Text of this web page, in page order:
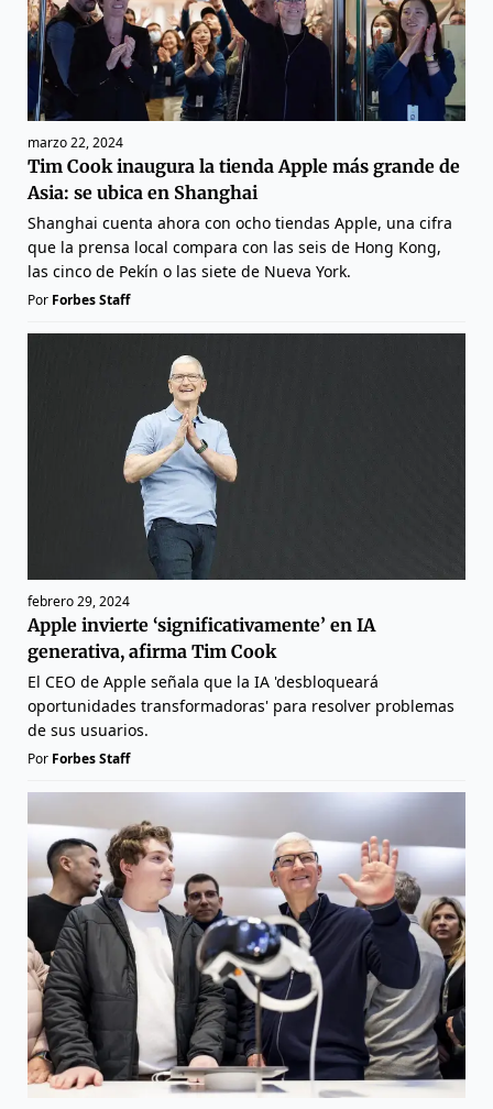
marzo 22, 2024
Tim Cook inaugura la tienda Apple más grande de
Asia: se ubica en Shanghai
Shanghai cuenta ahora con ocho tiendas Apple, una cifra
que la prensa local compara con las seis de Hong Kong,
las cinco de Pekín o las siete de Nueva York.
Por Forbes Staff
febrero 29, 2024
Apple invierte ‘significativamente’ en IA
generativa, afirma Tim Cook
El CEO de Apple señala que la IA 'desbloqueará
oportunidades transformadoras' para resolver problemas
de sus usuarios.
Por Forbes Staff